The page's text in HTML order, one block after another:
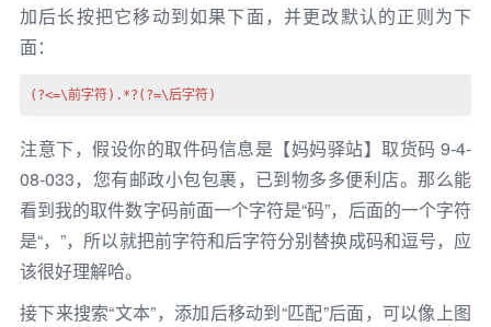
加后长按把它移动到如果下面，并更改默认的正则为下
面：
(?<=\前字符).*?(?=\后字符)
注意下，假设你的取件码信息是【妈妈驿站】取货码 9-4-
08-033，您有邮政小包包裹，已到物多多便利店。那么能
看到我的取件数字码前面一个字符是“码”，后面的一个字符
是“，”，所以就把前字符和后字符分别替换成码和逗号，应
该很好理解哈。
接下来搜索“文本”，添加后移动到“匹配”后面，可以像上图